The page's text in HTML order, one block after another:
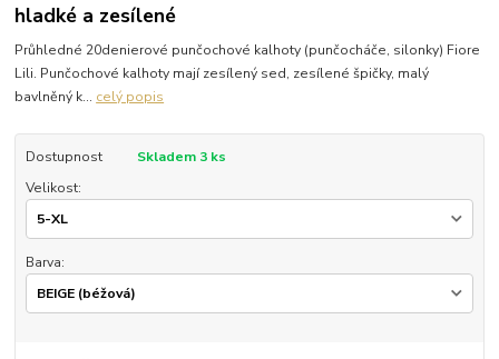
hladké a zesílené
Průhledné 20denierové punčochové kalhoty (punčocháče, silonky) Fiore
Lili. Punčochové kalhoty mají zesílený sed, zesílené špičky, malý
bavlněný k... celý popis
Dostupnost
Skladem 3 ks
Velikost:
Barva: